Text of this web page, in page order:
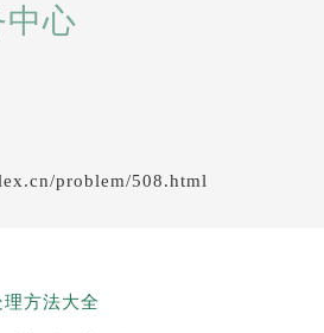
中心
problem/508.html
方法大全